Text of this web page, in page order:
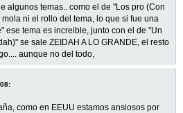
algunos temas.. como el de "Los pro (Con
ni el rollo del tema, lo que si fue una
ese tema es increible, junto con el de "Un
se sale ZEIDAH A LO GRANDE, el resto
aunque no del todo,
como en EEUU estamos ansiosos por